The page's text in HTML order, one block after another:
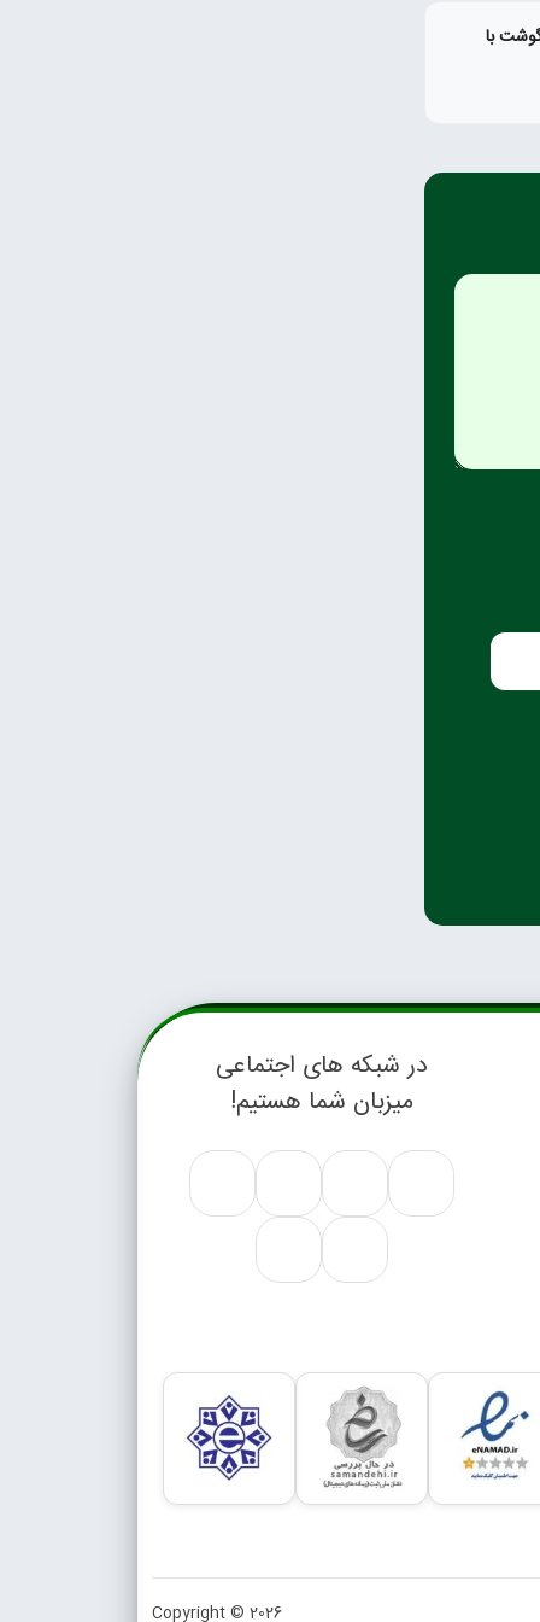
با
در شبکه های اجتماعی
میزبان شما هستیم!
Copyright © 2026